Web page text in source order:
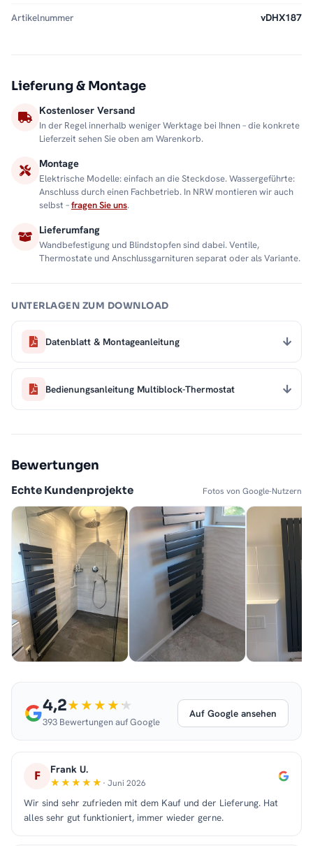
Artikelnummer vDHX187
Lieferung & Montage
Kostenloser Versand
In der Regel innerhalb weniger Werktage bei Ihnen – die konkrete
Lieferzeit sehen Sie oben am Warenkorb.
Montage
Elektrische Modelle: einfach an die Steckdose. Wassergeführte:
Anschluss durch einen Fachbetrieb. In NRW montieren wir auch
selbst –fragen Sie uns.
Lieferumfang
Wandbefestigung und Blindstopfen sind dabei. Ventile,
Thermostate und Anschlussgarnituren separat oder als Variante.
UNTERLAGEN ZUM DOWNLOAD
Datenblatt & Montageanleitung
Bedienungsanleitung Multiblock-Thermostat
Bewertungen
Echte Kundenprojekte Fotos von Google-Nutzern
4,2
393 Bewertungen auf Google
Auf Google ansehen
F Frank U.
· Juni 2026
Wir sind sehr zufrieden mit dem Kauf und der Lieferung. Hat
alles sehr gut funktioniert, immer wieder gerne.